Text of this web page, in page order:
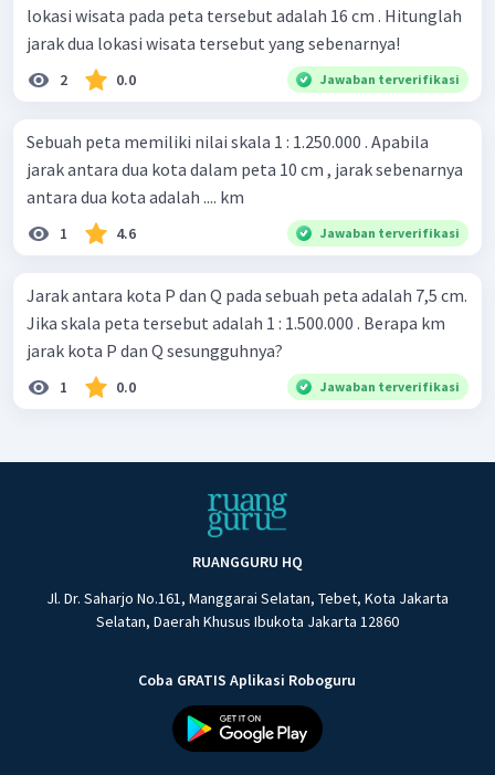
lokasi wisata pada peta tersebut adalah 16 cm . Hitunglah
jarak dua lokasi wisata tersebut yang sebenarnya!
2 0.0 Jawaban terverifikasi
Sebuah peta memiliki nilai skala 1 : 1.250.000 . Apabila
jarak antara dua kota dalam peta 10 cm , jarak sebenarnya
antara dua kota adalah .... km
1 4.6 Jawaban terverifikasi
Jarak antara kota P dan Q pada sebuah peta adalah 7,5 cm.
Jika skala peta tersebut adalah 1 : 1.500.000 . Berapa km
jarak kota P dan Q sesungguhnya?
1 0.0 Jawaban terverifikasi
RUANGGURU HQ
Jl. Dr. Saharjo No.161, Manggarai Selatan, Tebet, Kota Jakarta
Selatan, Daerah Khusus Ibukota Jakarta 12860
Coba GRATIS Aplikasi Roboguru